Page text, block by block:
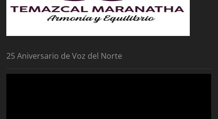
25 Aniversario de Voz del Norte